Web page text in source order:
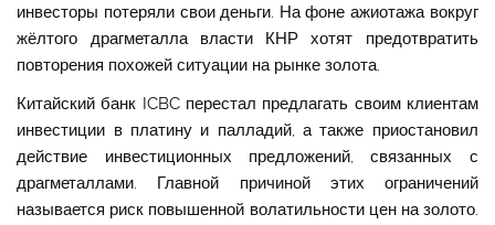
инвесторы потеряли свои деньги. На фоне ажиотажа вокруг
жёлтого драгметалла власти КНР хотят предотвратить
повторения похожей ситуации на рынке золота.
Китайский банк ICBC перестал предлагать своим клиентам
инвестиции в платину и палладий, а также приостановил
действие инвестиционных предложений, связанных с
драгметаллами. Главной причиной этих ограничений
называется риск повышенной волатильности цен на золото.